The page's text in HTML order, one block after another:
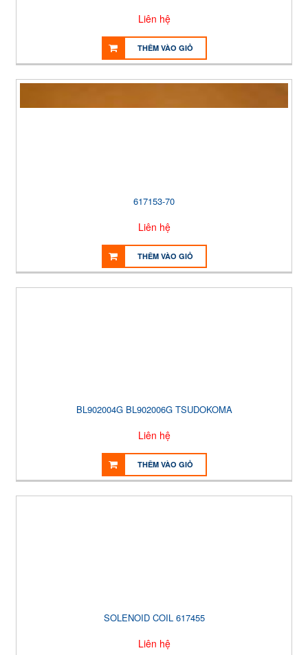
Liên hệ
THÊM VÀO GIỎ
617153-70
Liên hệ
THÊM VÀO GIỎ
BL902004G BL902006G TSUDOKOMA
Liên hệ
THÊM VÀO GIỎ
SOLENOID COIL 617455
Liên hệ